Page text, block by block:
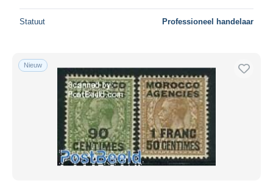
Statuut Professioneel handelaar
Nieuw